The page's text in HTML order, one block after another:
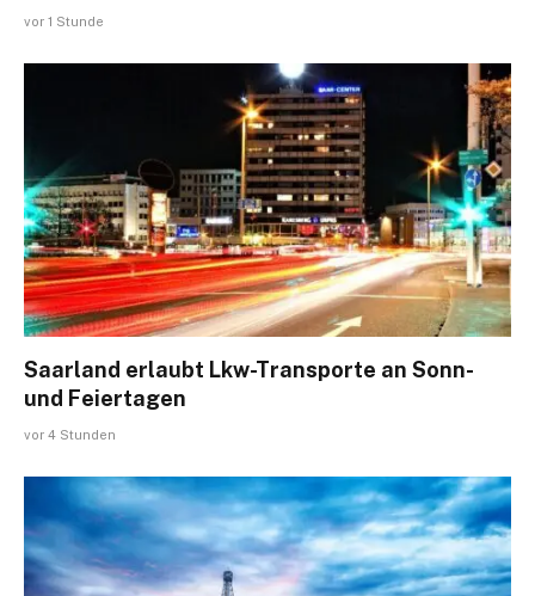
vor 1 Stunde
Saarland erlaubt Lkw-Transporte an Sonn-
und Feiertagen
vor 4 Stunden